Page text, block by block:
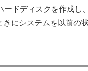
ードディスクを作成し
きにシステムを以前の